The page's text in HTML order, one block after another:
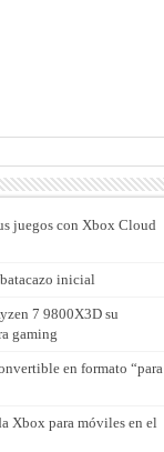
juegos con Xbox Cloud
inicial
7 9800X3D su
gaming
en formato “para
Xbox para móviles en el